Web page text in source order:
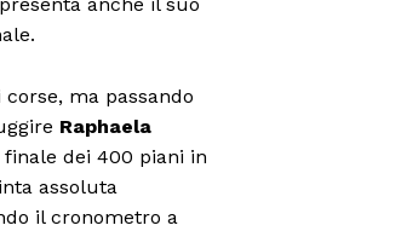
ma passando
Raphaela
dei 400 piani in
assoluta
il cronometro a